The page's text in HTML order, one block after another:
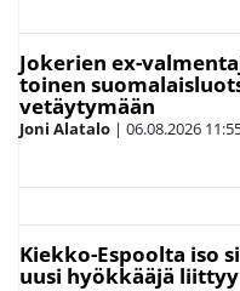
Jokerien ex-
toinen
vetäytymään
Joni Alatalo | 06.08.2026
Kiekko-Espoolta iso
uusi hyökkääjä